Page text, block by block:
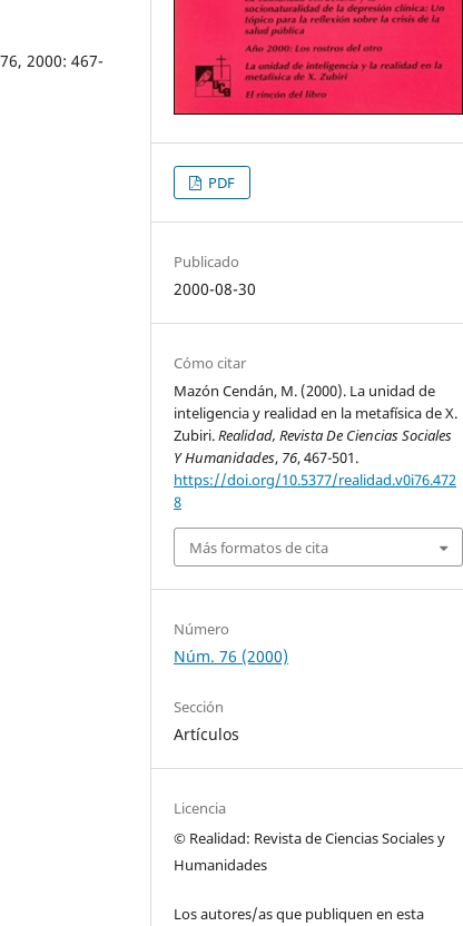
2000: 467-
PDF
Publicado
2000-08-30
Cómo citar
Mazón Cendán, M. (2000). La unidad de
inteligencia y realidad en la metafísica de X.
Zubiri.Realidad, Revista De Ciencias Sociales
Y Humanidades, 76, 467-501.
https://doi.org/10.5377/realidad.v0i76.472
8
Más formatos de cita
Número
Núm. 76 (2000)
Sección
Artículos
Licencia
© Realidad: Revista de Ciencias Sociales y
Humanidades
Los autores/as que publiquen en esta